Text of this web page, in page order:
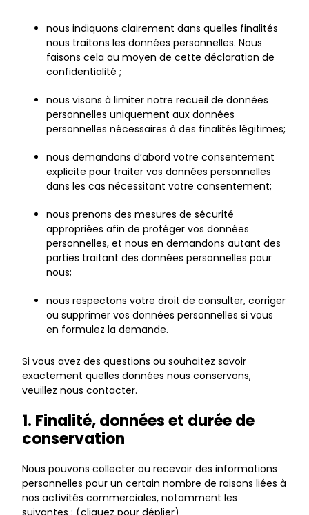
nous indiquons clairement dans quelles finalités
nous traitons les données personnelles. Nous
faisons cela au moyen de cette déclaration de
confidentialité ;
nous visons à limiter notre recueil de données
personnelles uniquement aux données
personnelles nécessaires à des finalités légitimes;
nous demandons d’abord votre consentement
explicite pour traiter vos données personnelles
dans les cas nécessitant votre consentement;
nous prenons des mesures de sécurité
appropriées afin de protéger vos données
personnelles, et nous en demandons autant des
parties traitant des données personnelles pour
nous;
nous respectons votre droit de consulter, corriger
ou supprimer vos données personnelles si vous
en formulez la demande.
Si vous avez des questions ou souhaitez savoir
exactement quelles données nous conservons,
veuillez nous contacter.
1. Finalité, données et durée de
conservation
Nous pouvons collecter ou recevoir des informations
personnelles pour un certain nombre de raisons liées à
nos activités commerciales, notamment les
suivantes : (cliquez pour déplier)